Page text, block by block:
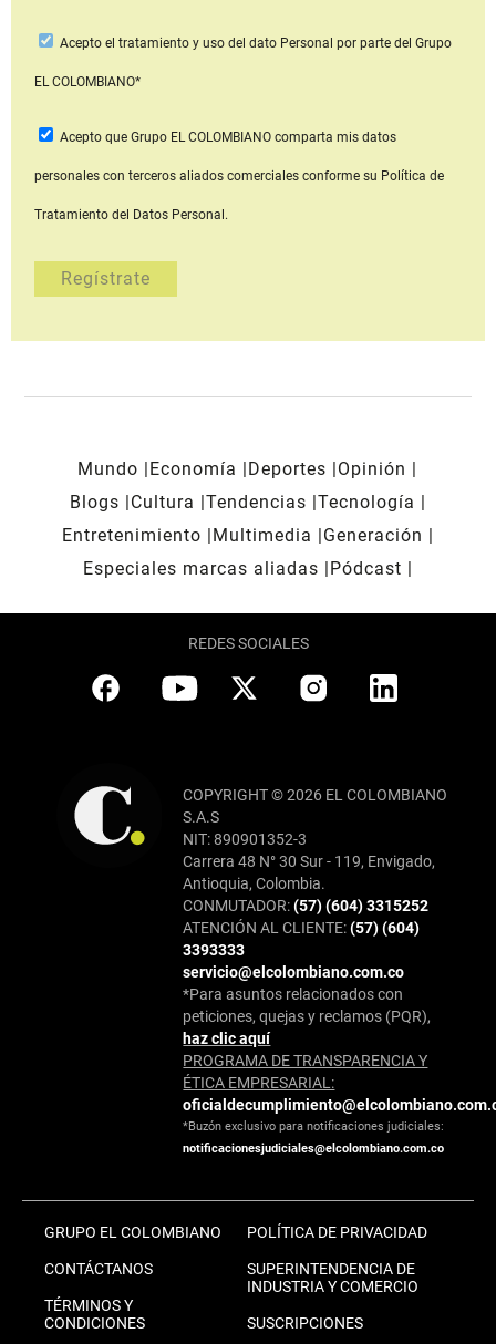
Acepto el tratamiento y uso del dato Personal por parte del Grupo
EL COLOMBIANO*
Acepto que Grupo EL COLOMBIANOcomparta mis datos
personales con terceros aliados comerciales conforme su Política de
Tratamiento del Datos Personal.
Mundo Economía Deportes
Opinión
Blogs
Cultura Tendencias Tecnología
Entretenimiento
Multimedia
Generación
Especiales marcas aliadas
Pódcast
REDES SOCIALES
COPYRIGHT © 2026 EL COLOMBIANO
S.A.S
NIT: 890901352-3
Carrera 48 N° 30 Sur - 119, Envigado,
Antioquia, Colombia.
CONMUTADOR:(57) (604) 3315252
ATENCIÓN AL CLIENTE:(57) (604)
3393333
servicio@elcolombiano.com.co
*Para asuntos relacionados con
peticiones, quejas y reclamos (PQR),
haz clic aquí
PROGRAMA DE TRANSPARENCIA Y
ÉTICA EMPRESARIAL:
*Buzón exclusivo para notificaciones judiciales:
notificacionesjudiciales@elcolombiano.com.co
GRUPO EL COLOMBIANO
CONTÁCTANOS
TÉRMINOS Y
CONDICIONES
POLÍTICA DE PRIVACIDAD
SUPERINTENDENCIA DE
INDUSTRIA Y COMERCIO
SUSCRIPCIONES